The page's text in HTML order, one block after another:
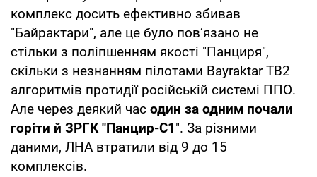
комплекс досить ефективно збивав
"Байрактари", але це було пов’язано не
стільки з поліпшенням якості "Панциря",
скільки з незнанням пілотами Bayraktar TB2
алгоритмів протидії російській системі ППО.
Але через деякий час один за одним почали
горіти й ЗРГК "Панцир-С1". За різними
даними, ЛНА втратили від 9 до 15
комплексів.